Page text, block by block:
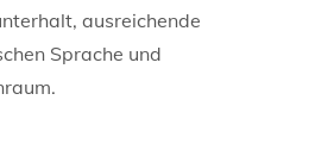
ausreichende
Sprache und